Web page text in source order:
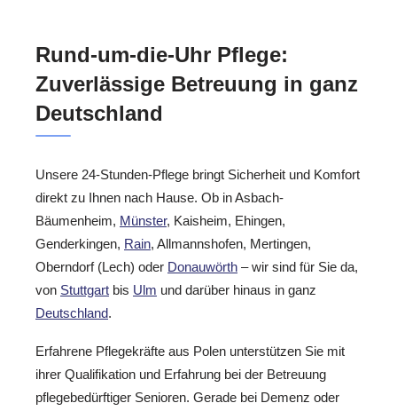
Rund-um-die-Uhr Pflege:
Zuverlässige Betreuung in ganz
Deutschland
Unsere 24-Stunden-Pflege bringt Sicherheit und Komfort
direkt zu Ihnen nach Hause. Ob in Asbach-
Bäumenheim, Münster, Kaisheim, Ehingen,
Genderkingen, Rain, Allmannshofen, Mertingen,
Oberndorf (Lech) oder Donauwörth – wir sind für Sie da,
von Stuttgart bis Ulm und darüber hinaus in ganz
Deutschland.
Erfahrene Pflegekräfte aus Polen unterstützen Sie mit
ihrer Qualifikation und Erfahrung bei der Betreuung
pflegebedürftiger Senioren. Gerade bei Demenz oder